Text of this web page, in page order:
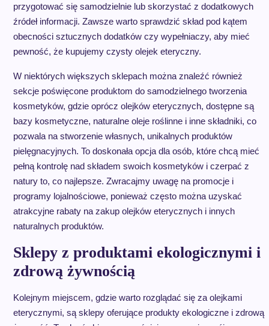
przygotować się samodzielnie lub skorzystać z dodatkowych
źródeł informacji. Zawsze warto sprawdzić skład pod kątem
obecności sztucznych dodatków czy wypełniaczy, aby mieć
pewność, że kupujemy czysty olejek eteryczny.
W niektórych większych sklepach można znaleźć również
sekcje poświęcone produktom do samodzielnego tworzenia
kosmetyków, gdzie oprócz olejków eterycznych, dostępne są
bazy kosmetyczne, naturalne oleje roślinne i inne składniki, co
pozwala na stworzenie własnych, unikalnych produktów
pielęgnacyjnych. To doskonała opcja dla osób, które chcą mieć
pełną kontrolę nad składem swoich kosmetyków i czerpać z
natury to, co najlepsze. Zwracajmy uwagę na promocje i
programy lojalnościowe, ponieważ często można uzyskać
atrakcyjne rabaty na zakup olejków eterycznych i innych
naturalnych produktów.
Sklepy z produktami ekologicznymi i
zdrową żywnością
Kolejnym miejscem, gdzie warto rozglądać się za olejkami
eterycznymi, są sklepy oferujące produkty ekologiczne i zdrową